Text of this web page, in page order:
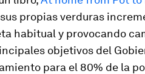
propias verduras
habitual y provocando
objetivos del
para el 80% de la